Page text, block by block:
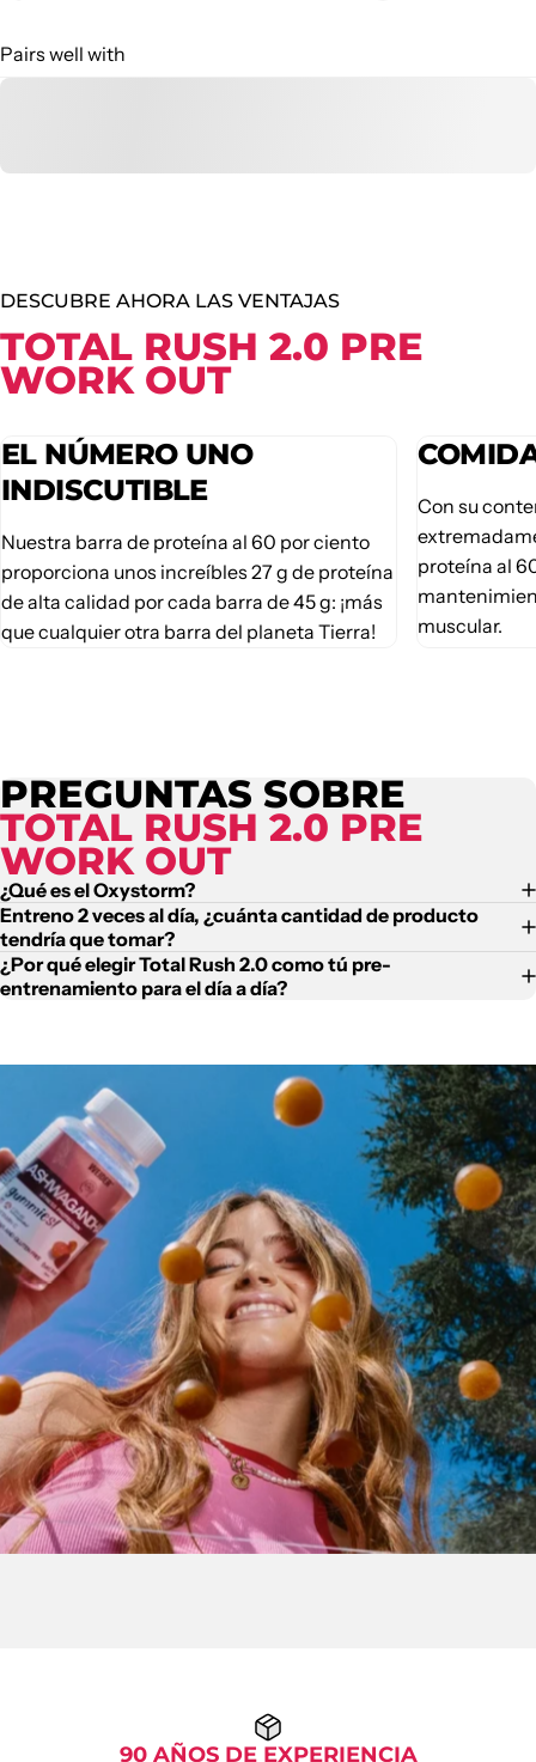
Pairs well with
DESCUBRE AHORA LAS VENTAJAS
TOTAL RUSH 2.0 PRE
WORK OUT
EL NÚMERO UNO
INDISCUTIBLE
Nuestra barra de proteína al 60 por ciento
proporciona unos increíbles 27 g de proteína
de alta calidad por cada barra de 45 g: ¡más
que cualquier otra barra del planeta Tierra!
Con su
proteína al
muscular.
PREGUNTAS SOBRE
TOTAL RUSH 2.0 PRE
WORK OUT
¿Qué es el Oxystorm?
Entreno 2 veces al día, ¿cuánta cantidad de producto
tendría que tomar?
¿Por qué elegir Total Rush 2.0 como tú pre-
entrenamiento para el día a día?
90 AÑOS DE EXPERIENCIA